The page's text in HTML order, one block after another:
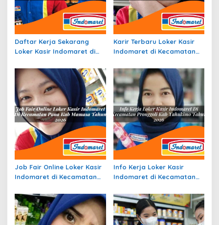
Daftar Kerja Sekarang
Loker Kasir Indomaret di
Tabalong Tahun 2026
Karir Terbaru Loker Kasir
Indomaret di Kecamatan
Kepulauan Sangihe Tahun
2026
Job Fair Online Loker Kasir
Indomaret di Kecamatan
2026
Info Kerja Loker Kasir
Indomaret di Kecamatan
Tahun 2026